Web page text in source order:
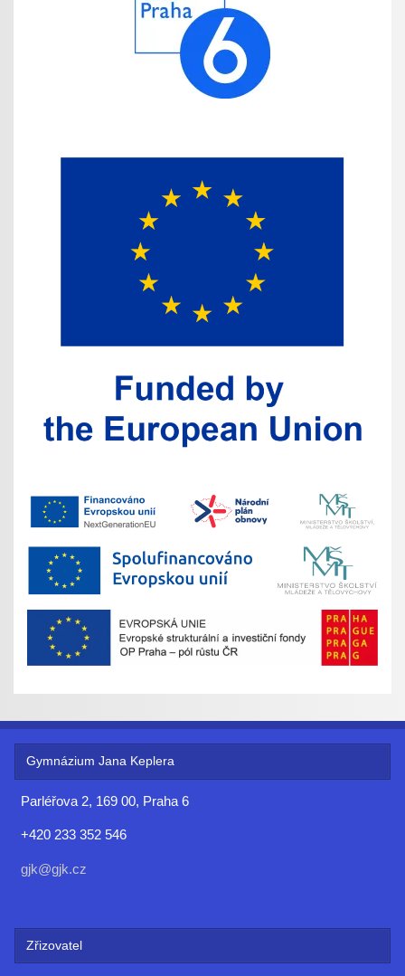
Gymnázium Jana Keplera
Parléřova 2, 169 00, Praha 6
+420 233 352 546
gjk@gjk.cz
Zřizovatel